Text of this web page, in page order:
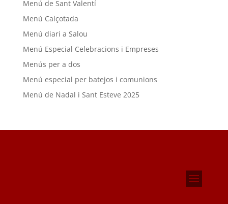
Menú de Sant Valentí
Menú Calçotada
Menú diari a Salou
Menú Especial Celebracions i Empreses
Menús per a dos
Menú especial per batejos i comunions
Menú de Nadal i Sant Esteve 2025